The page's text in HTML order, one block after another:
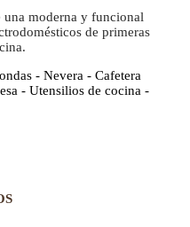
una moderna y funcional
de primeras
- Nevera - Cafetera
- Utensilios de cocina -